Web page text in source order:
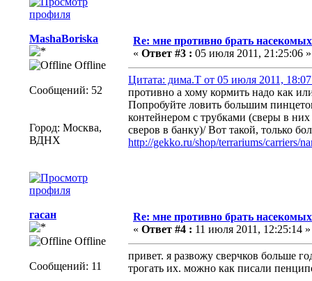
MashaBoriska
Offline
Сообщений: 52
Город: Москва,
ВДНХ
Re: мне противно брать
« Ответ #3 : 05 июля 2011, 21:25:06 »
Цитата: дима.Т от 05 июля 2011,
противно а хому кормить надо как
Попробуйте ловить большим
контейнером с трубками (сверы в
сверов в банку)/ Вот такой, только
http://gekko.ru/shop/terrariums/carriers/
гасан
Offline
Сообщений: 11
Re: мне противно брать
« Ответ #4 : 11 июля 2011, 12:25:14 »
привет. я развожу сверчков больше
трогать их. можно как писали